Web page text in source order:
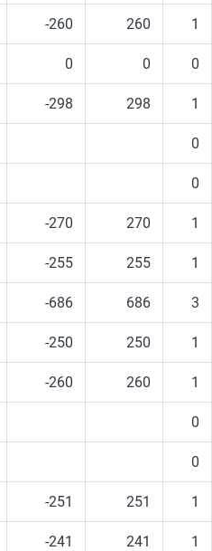
-260 260 1
0 0 0
-298 298 1
0
0
-270 270 1
-255 255 1
-686 686 3
-250 250 1
-260 260 1
0
0
-251 251 1
-241 241 1